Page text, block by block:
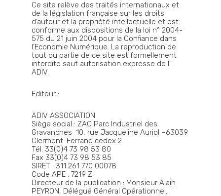
Ce site relève des traités internationaux et
de la législation française sur les droits
d’auteur et la propriété intellectuelle et est
conforme aux dispositions de la loi n° 2004-
575 du 21 juin 2004 pour la Confiance dans
l’Economie Numérique. La reproduction de
tout ou partie de ce site est formellement
interdite sauf autorisation expresse de l’
ADIV.
Editeur :
ADIV ASSOCIATION
Siège social : ZAC Parc Industriel des
Gravanches 10, rue Jacqueline Auriol –63039
Clermont-Ferrand cedex 2
Tél. 33(0)4 73 98 53 80
Fax 33(0)4 73 98 53 85
SIRET : 311 261 770 00078.
Code APE : 7219 Z.
Directeur de la publication : Monsieur Alain
PEYRON, Délégué Général Opérationnel.